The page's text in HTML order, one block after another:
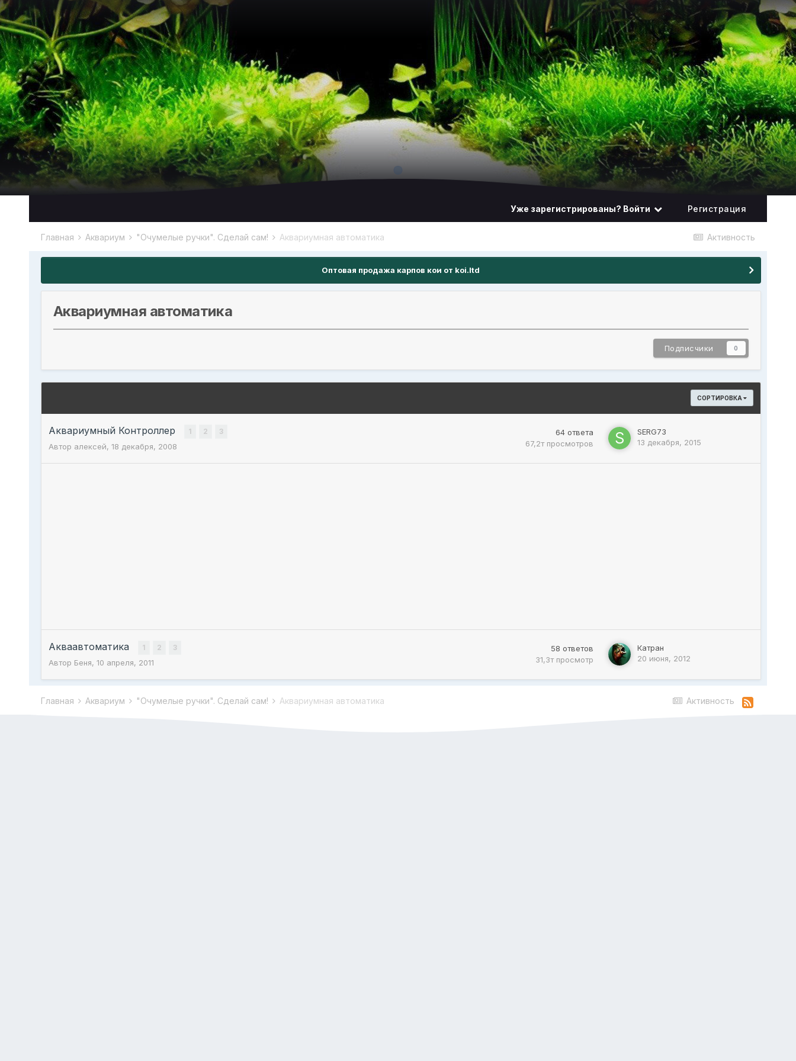
Уже зарегистрированы? Войти Регистрация
Активность
Главная Аквариум "Очумелые ручки". Сделай сам! Аквариумная автоматика
Оптовая продажа карпов кои от koi.ltd
Аквариумная автоматика
Подписчики 0
СОРТИРОВКА
Аквариумный Контроллер 1 2 3
Автор алексей, 18 декабря, 2008
64 ответа
67,2т просмотров
SERG73
13 декабря, 2015
Акваавтоматика 1 2 3
Автор Беня, 10 апреля, 2011
58 ответов
31,3т просмотр
Катран
20 июня, 2012
Активность
Главная Аквариум "Очумелые ручки". Сделай сам! Аквариумная автоматика